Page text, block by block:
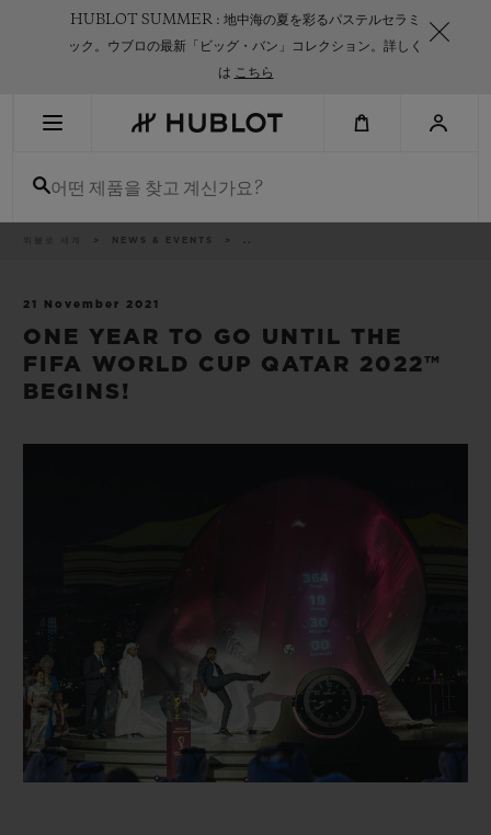
HUBLOT SUMMER : 地中海の夏を彩るパステルセラミ
ック。ウブロの最新「ビッグ・バン」コレクション。詳しく
は こちら
어떤 제품을 찾고 계신가요?
NEWS & EVENTS ..
21 November 2021
ONE YEAR TO GO UNTIL THE
FIFA WORLD CUP QATAR 2022™
BEGINS!
최근 검색이 없습니다
피치 세라믹
5+5 워런티
휴블로티스타 및 연장 보증